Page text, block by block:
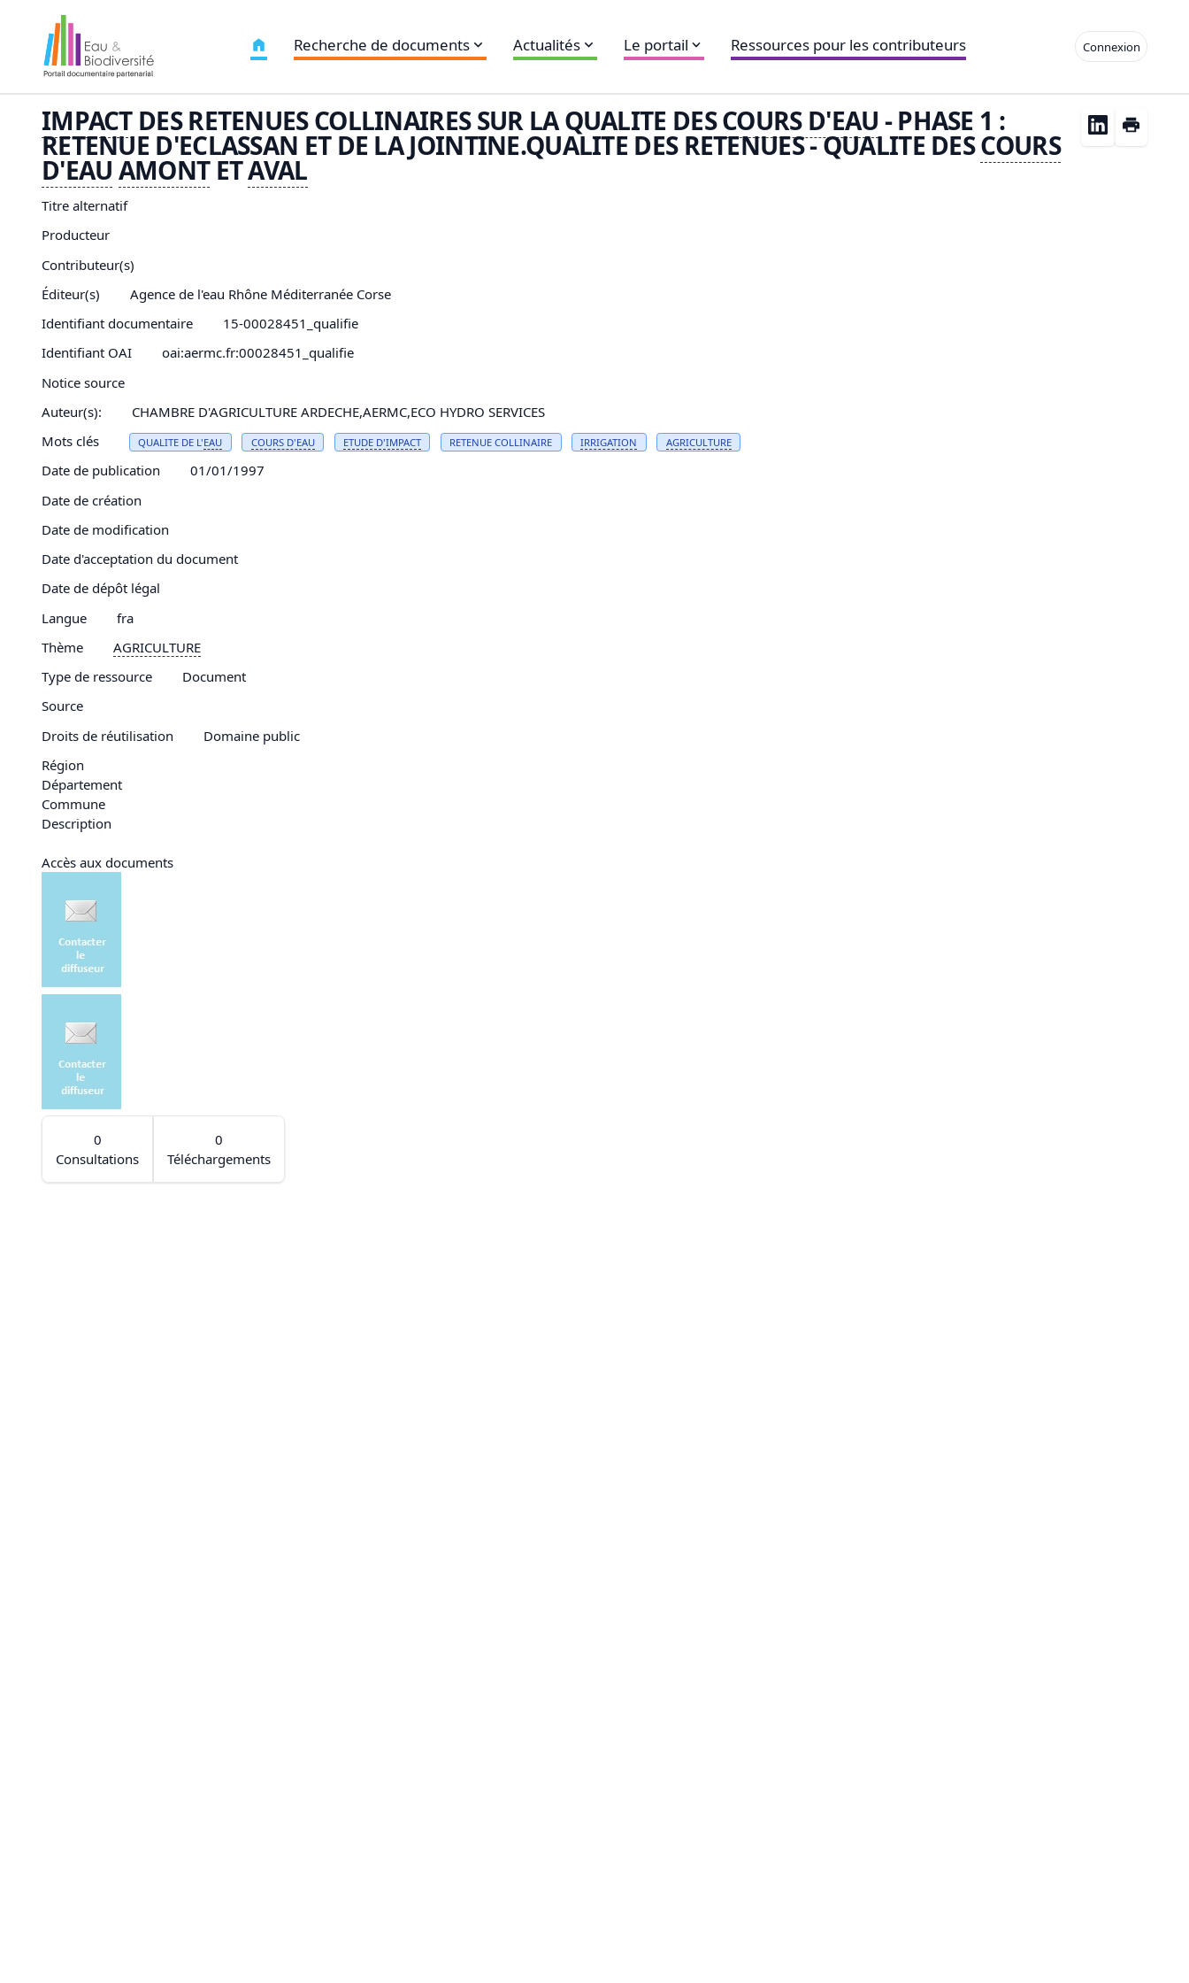
Connexion
Recherche de documents Actualités Le portail Ressources pour les contributeurs
IMPACTDES RETENUES COLLINAIRES SUR LA QUALITE DESCOURS D'EAU - PHASE 1 :
RETENUE D'ECLASSAN ET DE LA JOINTINE.QUALITE DES RETENUES - QUALITE DESCOURS
D'EAU AMONTETAVAL
Titre alternatif
Producteur
Contributeur(s)
Éditeur(s)
Agence de l'eau Rhône Méditerranée Corse
Identifiant documentaire
15-00028451_qualifie
Identifiant OAI
oai:aermc.fr:00028451_qualifie
Notice source
Auteur(s):
CHAMBRE D'AGRICULTURE ARDECHE,AERMC,ECO HYDRO SERVICES
Mots clés
QUALITE DE L'EAU COURS D'EAU ETUDE D'IMPACT RETENUE COLLINAIRE IRRIGATION AGRICULTURE
Date de publication
01/01/1997
Date de création
Date de modification
Date d'acceptation du document
Date de dépôt légal
Langue
fra
Thème
AGRICULTURE
Type de ressource
Document
Source
Droits de réutilisation
Domaine public
Région
Département
Commune
Description
Accès aux documents
0
Consultations
0
Téléchargements